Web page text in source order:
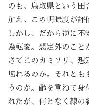
のも、鳥取県という田
加え、この明瞭度が評
しかし、だから逆に不
為転変。想定外のこと
さてこのカミソリ、想
切れるのか。それとも
うのか。齢を重ねて身
れたが、何となく線の